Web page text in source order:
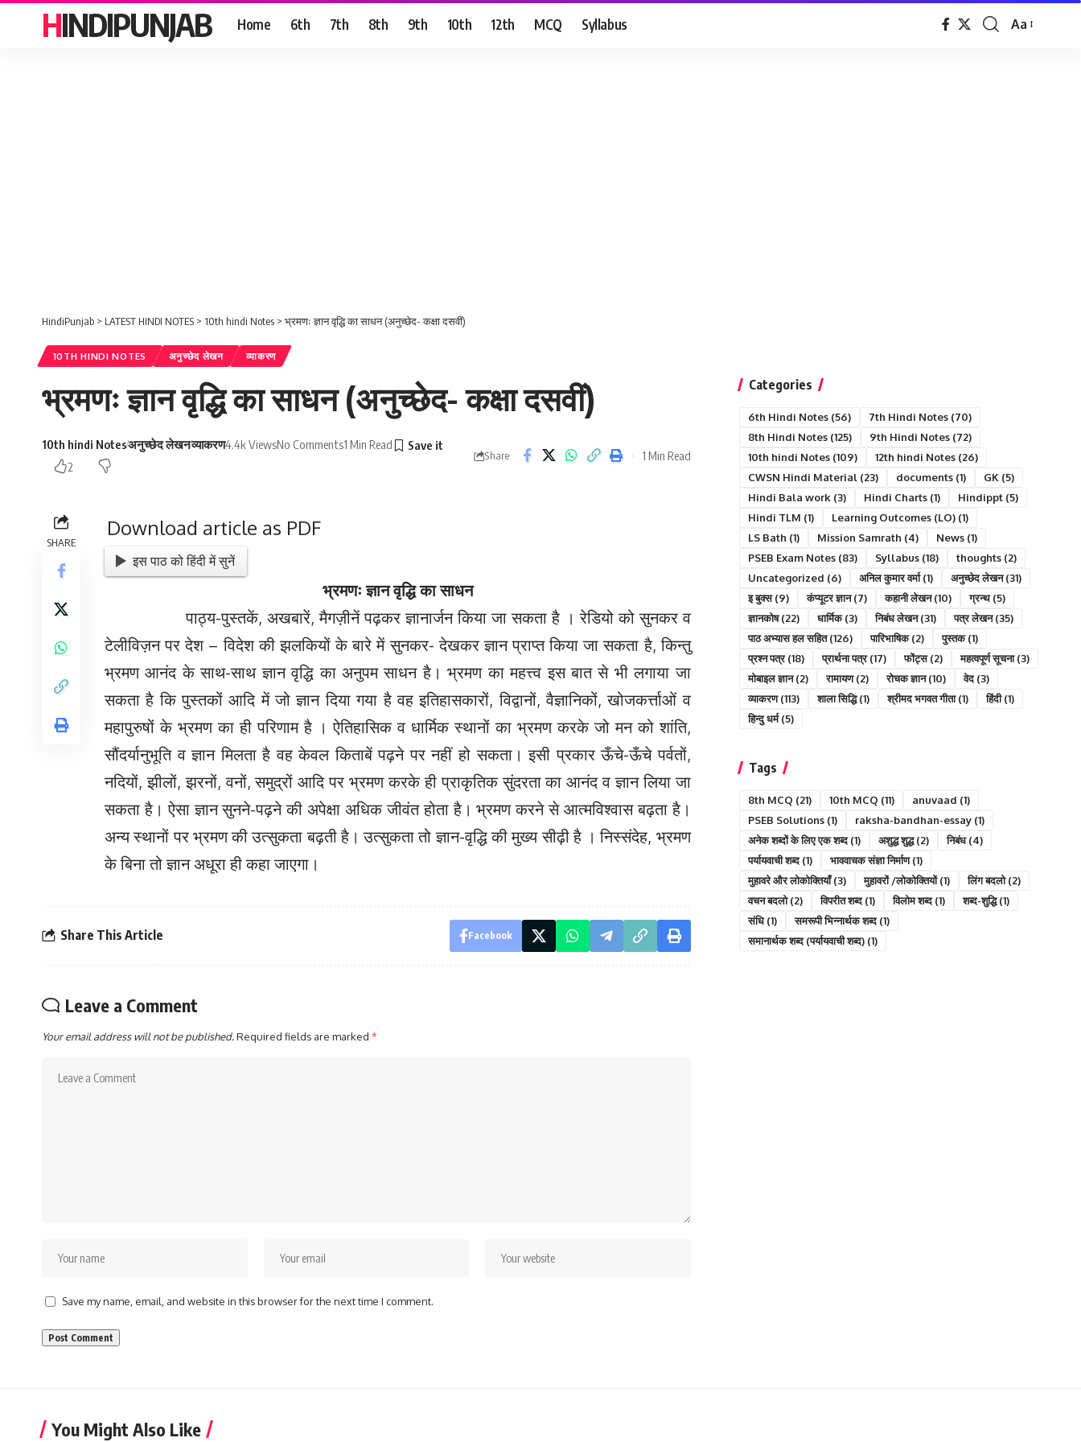
HINDIPUNJAB Home 6th 7th 8th 9th 10th 12th MCQ Syllabus
Font
Aa
HindiPunjab > LATEST HINDI NOTES > 10th hindi Notes > भ्रमणः ज्ञान वृद्धि का साधन (अनुच्छेद- कक्षा दसवीं)
10TH HINDI NOTES अनुच्छेद लेखन व्याकरण
भ्रमणः ज्ञान वृद्धि का साधन (अनुच्छेद- कक्षा दसवीं)
10th hindi Notesअनुच्छेद लेखनव्याकरण4.4k ViewsNo Comments1 Min Read
2
Share 1 Min Read
SHARE
Download article as PDF
इस पाठ को हिंदी में सुनें
भ्रमणः ज्ञान वृद्धि का साधन
पाठ्य-पुस्तकें, अखबारें, मैगज़ीनें पढ़कर ज्ञानार्जन किया जा सकता है । रेडियो को सुनकर व
टेलीविज़न पर देश – विदेश की झलकियों के बारे में सुनकर- देखकर ज्ञान प्राप्त किया जा सकता है, किन्तु
भ्रमण आनंद के साथ-साथ ज्ञान वृद्धि का अनुपम साधन है। भ्रमण का महत्त्व इस बात से भी लगाया जा
सकता है कि पुस्तकों आदि में जो ज्ञान दिया गया है वह इतिहासकारों, विद्वानों, वैज्ञानिकों, खोजकर्त्ताओं व
महापुरुषों के भ्रमण का ही परिणाम है । ऐतिहासिक व धार्मिक स्थानों का भ्रमण करके जो मन को शांति,
सौंदर्यानुभूति व ज्ञान मिलता है वह केवल किताबें पढ़ने पर नहीं हो सकता। इसी प्रकार ऊँचे-ऊँचे पर्वतों,
नदियों, झीलों, झरनों, वनों, समुद्रों आदि पर भ्रमण करके ही प्राकृतिक सुंदरता का आनंद व ज्ञान लिया जा
सकता है। ऐसा ज्ञान सुनने-पढ़ने की अपेक्षा अधिक जीवंत होता है। भ्रमण करने से आत्मविश्वास बढ़ता है।
अन्य स्थानों पर भ्रमण की उत्सुकता बढ़ती है। उत्सुकता तो ज्ञान-वृद्धि की मुख्य सीढ़ी है । निस्संदेह, भ्रमण
के बिना तो ज्ञान अधूरा ही कहा जाएगा।
Share This Article Facebook
Leave a Comment
Your email address will not be published.Required fields are marked *
Save my name, email, and website in this browser for the next time I comment.
Categories
6th Hindi Notes(56) 7th Hindi Notes(70)
8th Hindi Notes(125) 9th Hindi Notes(72)
10th hindi Notes(109) 12th hindi Notes(26)
CWSN Hindi Material(23) documents(1) GK (5)
Hindi Bala work(3) Hindi Charts(1) Hindippt(5)
Hindi TLM (1) Learning Outcomes (LO)(1)
LS Bath (1) Mission Samrath (4) News(1)
PSEB Exam Notes(83) Syllabus(18) thoughts(2)
Uncategorized (6) अनिल कुमार वर्मा(1) अनुच्छेद लेखन(31)
इ बुक्स(9) कंप्यूटर ज्ञान(7) कहानी लेखन(10) ग्रन्थ(5)
ज्ञानकोष(22) धार्मिक(3) निबंध लेखन(31) पत्र लेखन(35)
पाठ अभ्यास हल सहित(126) पारिभाषिक(2) पुस्तक(1)
प्रश्न पत्र(18) प्रार्थना पत्र(17) फोंट्स(2) महत्वपूर्ण सूचना(3)
मोबाइल ज्ञान(2) रामायण(2) रोचक ज्ञान(10) वेद(3)
व्याकरण(113) शाला सिद्धि(1) श्रीमद भगवत गीता(1) हिंदी(1)
हिन्दु धर्म(5)
Tags
8th MCQ (21) 10th MCQ (11) anuvaad (1)
PSEB Solutions(1) raksha-bandhan-essay(1)
अनेक शब्दों के लिए एक शब्द(1) अशुद्ध शुद्ध(2) निबंध(4)
पर्यायवाची शब्द(1) भाववाचक संज्ञा निर्माण(1)
मुहावरे और लोकोक्तियाँ(3) मुहावरों /लोकोक्तियों(1) लिंग बदलो(2)
वचन बदलो(2) विपरीत शब्द(1) विलोम शब्द(1) शब्द-शुद्धि(1)
संधि(1) समरूपी भिन्नार्थक शब्द(1)
समानार्थक शब्द (पर्यायवाची शब्द)(1)
You Might Also Like